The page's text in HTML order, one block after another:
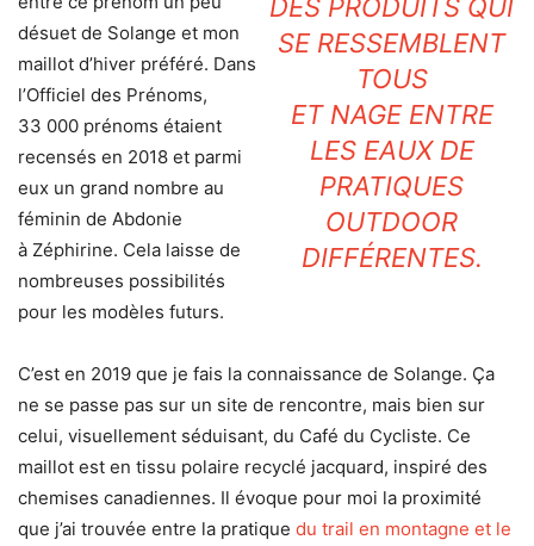
DES PRODUITS QUI
SE RESSEMBLENT
TOUS
ET NAGE ENTRE
LES EAUX DE
PRATIQUES
OUTDOOR
DIFFÉRENTES.
désuet de Solange et mon
maillot d’hiver préféré. Dans
l’Officiel des Prénoms,
33 000 prénoms étaient
recensés en 2018 et parmi
eux un grand nombre au
féminin de Abdonie
à Zéphirine. Cela laisse de
nombreuses possibilités
pour les modèles futurs.
C’est en 2019 que je fais la connaissance de Solange. Ça
ne se passe pas sur un site de rencontre, mais bien sur
celui, visuellement séduisant, du Café du Cycliste. Ce
maillot est en tissu polaire recyclé jacquard, inspiré des
chemises canadiennes. Il évoque pour moi la proximité
que j’ai trouvée entre la pratique du trail en montagne et le